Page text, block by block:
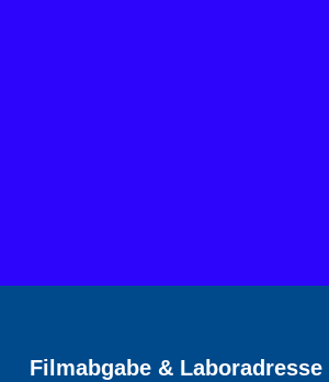
Filmabgabe & Laboradresse